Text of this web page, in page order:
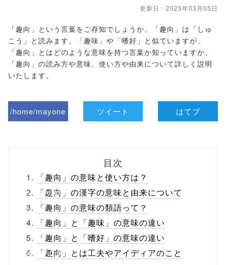
更新日：2025年03月05日
「趣向」という言葉をご存知でしょうか。「趣向」は「しゅ
こう」と読みます。「趣味」や「嗜好」と似ていますが、
「趣向」とはどのような意味を持つ言葉か知っていますか。
「趣向」の読み方や意味、使い方や由来について詳しく説明
いたします。
/home/mayone
ml/wp-
content/themes
/tapbiz_theme/
parts/sns-
buttons.php on
ツイート はてブ
目次
「趣向」の意味と使い方は？
「趣向」の漢字の意味と由来について
「趣向」の意味の類語って？
「趣向」と「趣味」の意味の違い
「趣向」と「嗜好」の意味の違い
「趣向」とは工夫やアイディアのこと